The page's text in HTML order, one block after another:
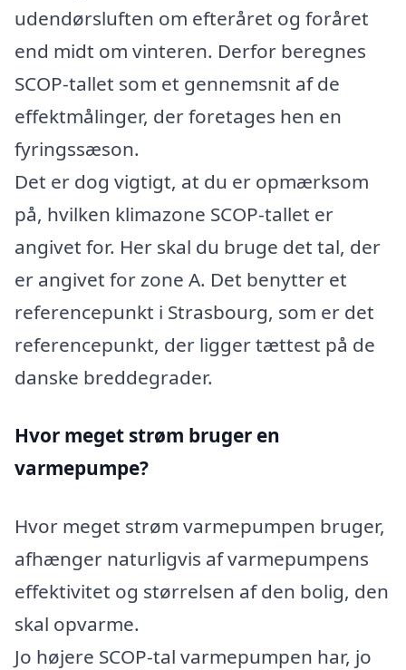
udendørsluften om efteråret og foråret
end midt om vinteren. Derfor beregnes
SCOP-tallet som et gennemsnit af de
effektmålinger, der foretages hen en
fyringssæson.
Det er dog vigtigt, at du er opmærksom
på, hvilken klimazone SCOP-tallet er
angivet for. Her skal du bruge det tal, der
er angivet for zone A. Det benytter et
referencepunkt i Strasbourg, som er det
referencepunkt, der ligger tættest på de
danske breddegrader.
Hvor meget strøm bruger en
varmepumpe?
Hvor meget strøm varmepumpen bruger,
afhænger naturligvis af varmepumpens
effektivitet og størrelsen af den bolig, den
skal opvarme.
Jo højere SCOP-tal varmepumpen har, jo